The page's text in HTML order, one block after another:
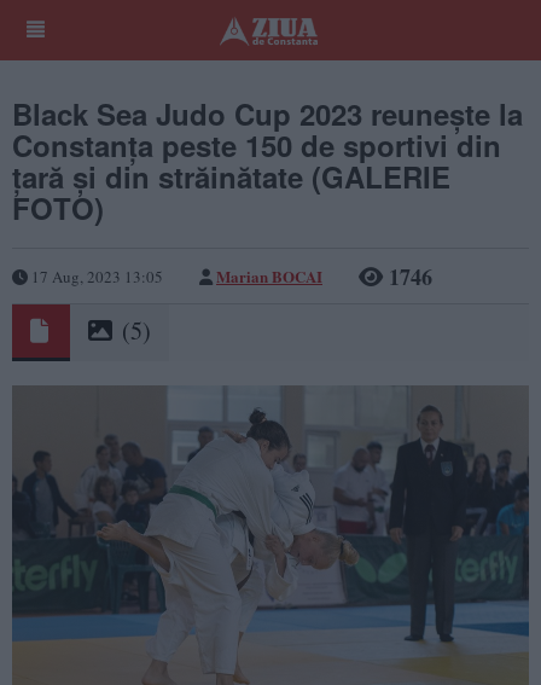
Black Sea Judo Cup 2023 reunește la
Constanța peste 150 de sportivi din
țară și din străinătate (GALERIE
FOTO)
17 Aug, 2023 13:05 Marian BOCAI 1746
(5)